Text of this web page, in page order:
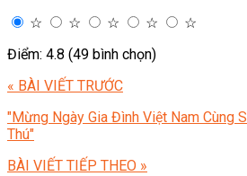
☆
☆ ☆ ☆
☆
Điểm: 4.8 (49 bình chọn)
« BÀI VIẾT TRƯỚC
"Mừng Ngày Gia Đình Việt Nam Cùng
Thú"
BÀI VIẾT TIẾP THEO »